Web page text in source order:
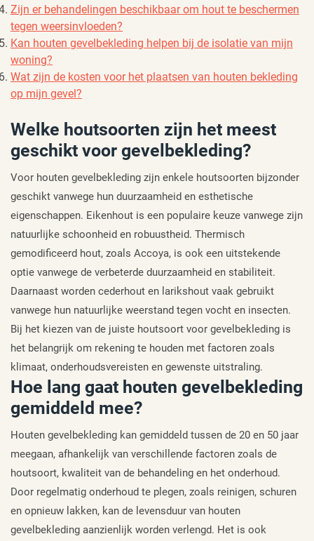
Zijn er behandelingen beschikbaar om hout te beschermen
tegen weersinvloeden?
Kan houten gevelbekleding helpen bij de isolatie van mijn
woning?
Wat zijn de kosten voor het plaatsen van houten bekleding
op mijn gevel?
Welke houtsoorten zijn het meest
geschikt voor gevelbekleding?
Voor houten gevelbekleding zijn enkele houtsoorten bijzonder
geschikt vanwege hun duurzaamheid en esthetische
eigenschappen. Eikenhout is een populaire keuze vanwege zijn
natuurlijke schoonheid en robuustheid. Thermisch
gemodificeerd hout, zoals Accoya, is ook een uitstekende
optie vanwege de verbeterde duurzaamheid en stabiliteit.
Daarnaast worden cederhout en larikshout vaak gebruikt
vanwege hun natuurlijke weerstand tegen vocht en insecten.
Bij het kiezen van de juiste houtsoort voor gevelbekleding is
het belangrijk om rekening te houden met factoren zoals
klimaat, onderhoudsvereisten en gewenste uitstraling.
Hoe lang gaat houten gevelbekleding
gemiddeld mee?
Houten gevelbekleding kan gemiddeld tussen de 20 en 50 jaar
meegaan, afhankelijk van verschillende factoren zoals de
houtsoort, kwaliteit van de behandeling en het onderhoud.
Door regelmatig onderhoud te plegen, zoals reinigen, schuren
en opnieuw lakken, kan de levensduur van houten
gevelbekleding aanzienlijk worden verlengd. Het is ook